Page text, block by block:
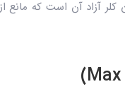
کلر آزاد آن است که مانع